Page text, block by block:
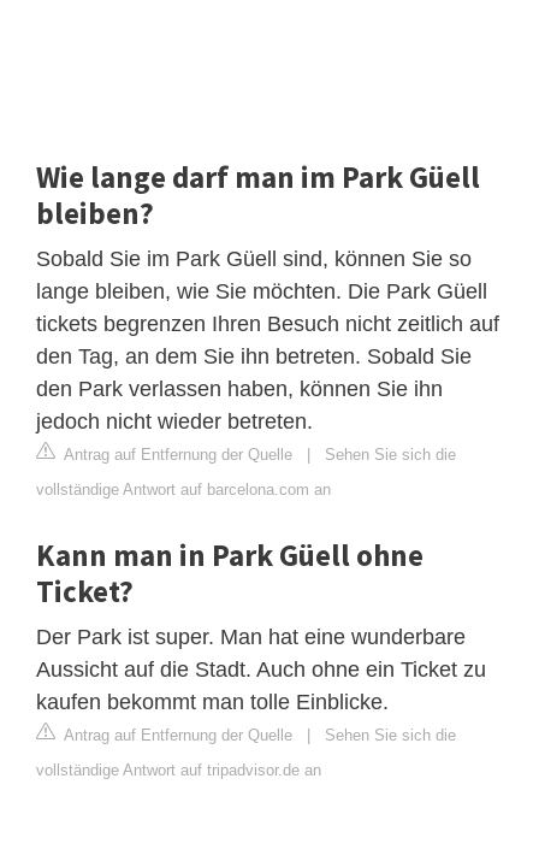
Wie lange darf man im Park Güell
bleiben?
Sobald Sie im Park Güell sind, können Sie so
lange bleiben, wie Sie möchten. Die Park Güell
tickets begrenzen Ihren Besuch nicht zeitlich auf
den Tag, an dem Sie ihn betreten. Sobald Sie
den Park verlassen haben, können Sie ihn
jedoch nicht wieder betreten.
Antrag auf Entfernung der Quelle
Sehen Sie sich die
vollständige Antwort auf barcelona.com an
Kann man in Park Güell ohne
Ticket?
Der Park ist super. Man hat eine wunderbare
Aussicht auf die Stadt. Auch ohne ein Ticket zu
kaufen bekommt man tolle Einblicke.
Antrag auf Entfernung der Quelle
Sehen Sie sich die
vollständige Antwort auf tripadvisor.de an